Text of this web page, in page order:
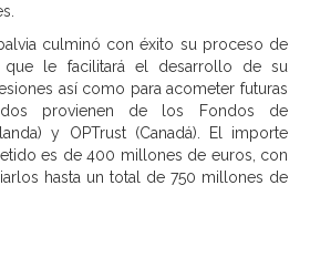
culminó con éxito su proceso de
que le facilitará el desarrollo de su
así como para acometer futuras
provienen de los Fondos de
y OPTrust (Canadá). El importe
es de 400 millones de euros, con
hasta un total de 750 millones de